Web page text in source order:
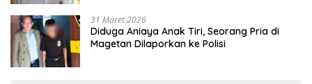
31 Maret 2026
Diduga Aniaya Anak Tiri, Seorang Pria di
Magetan Dilaporkan ke Polisi